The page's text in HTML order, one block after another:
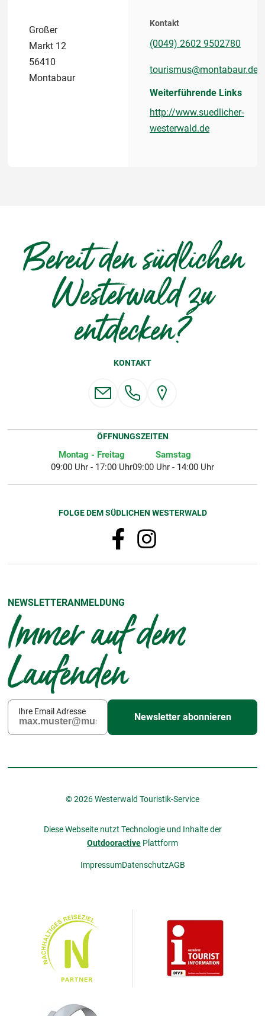
Großer
Markt 12
56410
Montabaur
Kontakt
(0049) 2602 9502780
tourismus@montabaur.de
Weiterführende Links
http://www.suedlicher-
westerwald.de
Bereit den südlichen
Westerwald zu
entdecken?
KONTAKT
ÖFFNUNGSZEITEN
Montag - Freitag
09:00 Uhr - 17:00 Uhr
Samstag
09:00 Uhr - 14:00 Uhr
FOLGE DEM SÜDLICHEN WESTERWALD
NEWSLETTERANMELDUNG
Immer auf dem
Laufenden
Ihre Email Adresse
Newsletter abonnieren
© 2026 Westerwald Touristik-Service
Diese Webseite nutzt Technologie und Inhalte der
Outdooractive Plattform
ImpressumDatenschutzAGB